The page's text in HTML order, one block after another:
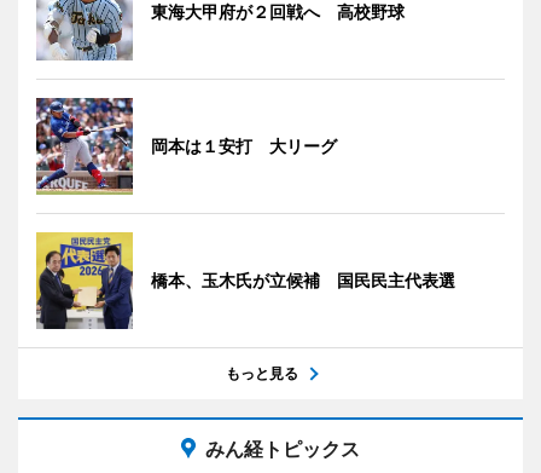
東海大甲府が２回戦へ 高校野球
岡本は１安打 大リーグ
橋本、玉木氏が立候補 国民民主代表選
もっと見る
みん経トピックス